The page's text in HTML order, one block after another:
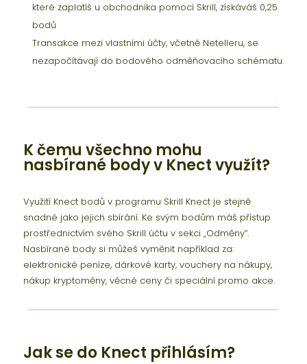
které zaplatíš u obchodníka pomocí Skrill, získáváš 0,25
bodů
Transakce mezi vlastními účty, včetně Netelleru, se
nezapočítávají do bodového odměňovacího schématu.
K čemu všechno mohu
nasbírané body v Knect využít?
Využití Knect bodů v programu Skrill Knect je stejně
snadné jako jejich sbírání. Ke svým bodům máš přístup
prostřednictvím svého Skrill účtu v sekci „Odměny“.
Nasbírané body si můžeš vyměnit například za:
elektronické peníze, dárkové karty, vouchery na nákupy,
nákup kryptoměny, věcné ceny či speciální promo akce.
Jak se do Knect přihlásím?